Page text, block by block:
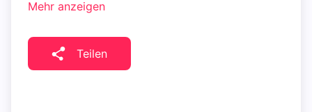
Mehr anzeigen
Teilen